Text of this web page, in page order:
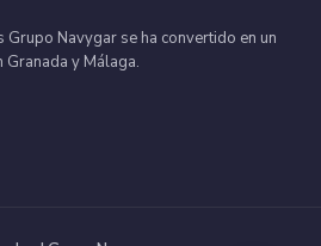
Navygar se ha convertido en un
Granada y Málaga.